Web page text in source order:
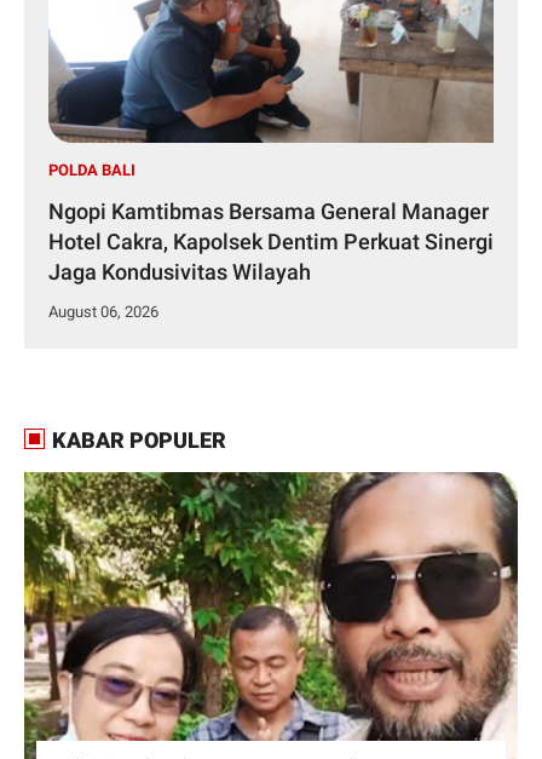
POLDA BALI
Ngopi Kamtibmas Bersama General Manager
Hotel Cakra, Kapolsek Dentim Perkuat Sinergi
Jaga Kondusivitas Wilayah
August 06, 2026
KABAR POPULER